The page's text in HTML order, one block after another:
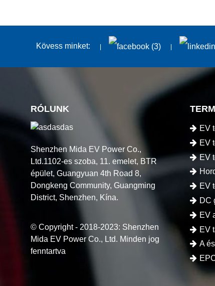
Kövess minket:
RÓLUNK
Shenzhen Mida EV Power Co.,
Ltd.1102-es szoba, 11. emelet, BTR
épület, Guangyuan 4th Road 8,
Dongkeng Community, Guangming
District, Shenzhen, Kína.
© Copyright - 2018-2023: Shenzhen
Mida EV Power Co., Ltd. Minden jog
fenntartva
EV
EV
EV
EV
DC
EV
EV
A